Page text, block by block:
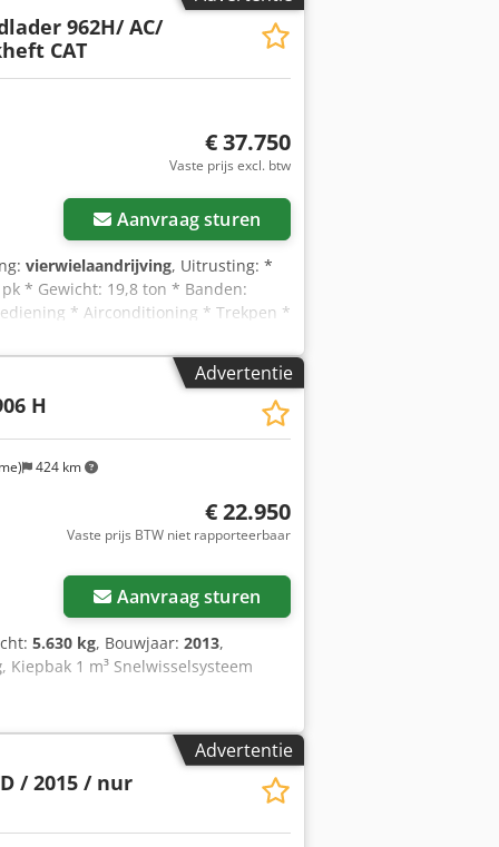
962H/ AC/
CAT
€ 37.750
Vaste prijs excl. btw
Aanvraag sturen
vierwielaandrijving, Uitrusting: *
* Gewicht: 19,8 ton * Banden:
* Airconditioning * Trekpen *
Overig: * 1 vorige
onderhoudsbeurt bij 9.003 uur *
auto’s/bedrijfswagens in 28832
ca. 200 voertuigen op
Wij bieden u continu
Op aanvraag maken wij graag
is gewenst. Indien gewenst
partnerwerkplaatsen. Ons aanbod
bedrijfsvoertuig is tegen meerprijs
internet, prijsetiketten en
eigenschappen. De
Fouten en tussentijdse verkoop
Advertentie
424 km
H
€ 22.950
Vaste prijs BTW niet rapporteerbaar
Aanvraag sturen
5.630 kg, Bouwjaar: 2013,
, Kiepbak 1 m³ Snelwisselsysteem
Advertentie
/ 2015 / nur